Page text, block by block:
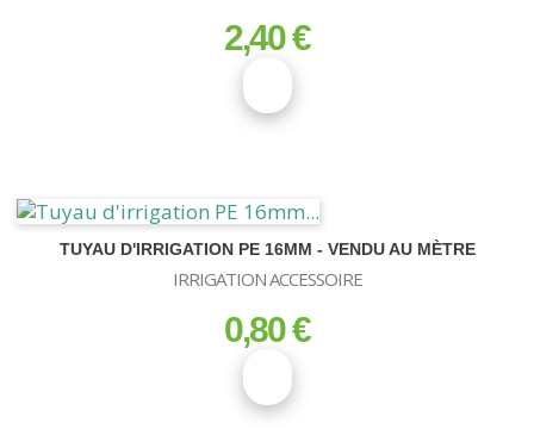
prix
2,40 €
TUYAU D'IRRIGATION PE 16MM - VENDU AU MÈTRE
IRRIGATION ACCESSOIRE
prix
0,80 €